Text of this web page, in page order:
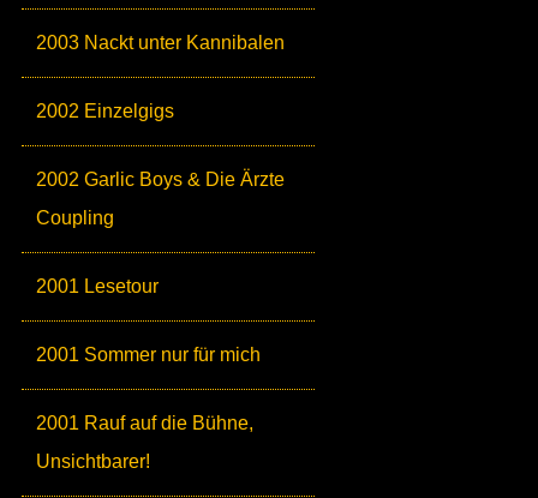
2003 Nackt unter Kannibalen
2002 Einzelgigs
2002 Garlic Boys & Die Ärzte
Coupling
2001 Lesetour
2001 Sommer nur für mich
2001 Rauf auf die Bühne,
Unsichtbarer!